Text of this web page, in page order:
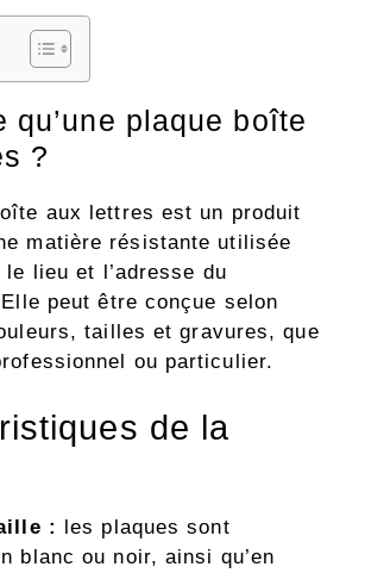
qu’une plaque boîte
?
aux lettres est un produit
matière résistante utilisée
le lieu et l’adresse du
peut être conçue selon
tailles et gravures, que
ou particulier.
de la
: les plaques sont
blanc ou noir, ainsi qu’en